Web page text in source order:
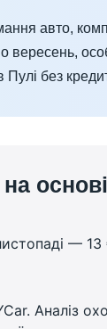
авто,
вересень,
без
—
Аналіз